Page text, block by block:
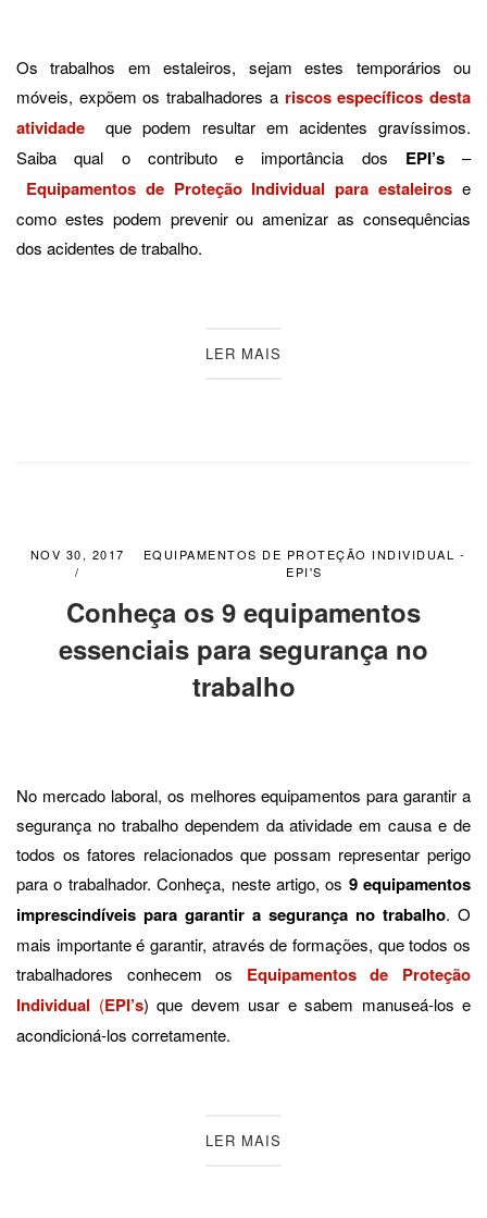
Os trabalhos em estaleiros, sejam estes temporários ou
móveis, expõem os trabalhadores a riscos específicos desta
atividade
que podem resultar em acidentes gravíssimos.
Saiba qual o contributo e importância dos EPI’s–
Equipamentos de Proteção Individual para estaleiros e
como estes podem prevenir ou amenizar as consequências
dos acidentes de trabalho.
LER MAIS
NOV 30, 2017
EQUIPAMENTOS DE PROTEÇÃO INDIVIDUAL -
EPI'S
Conheça os 9 equipamentos
essenciais para segurança no
trabalho
No mercado laboral, os melhores equipamentos para garantir a
segurança no trabalho dependem da atividade em causa e de
todos os fatores relacionados que possam representar perigo
para o trabalhador. Conheça, neste artigo, os 9 equipamentos
imprescindíveis para garantir a segurança no trabalho. O
mais importante é garantir, através de formações, que todos os
trabalhadores conhecem os Equipamentos de Proteção
Individual (EPI’s) que devem usar e sabem manuseá-los e
acondicioná-los corretamente.
LER MAIS